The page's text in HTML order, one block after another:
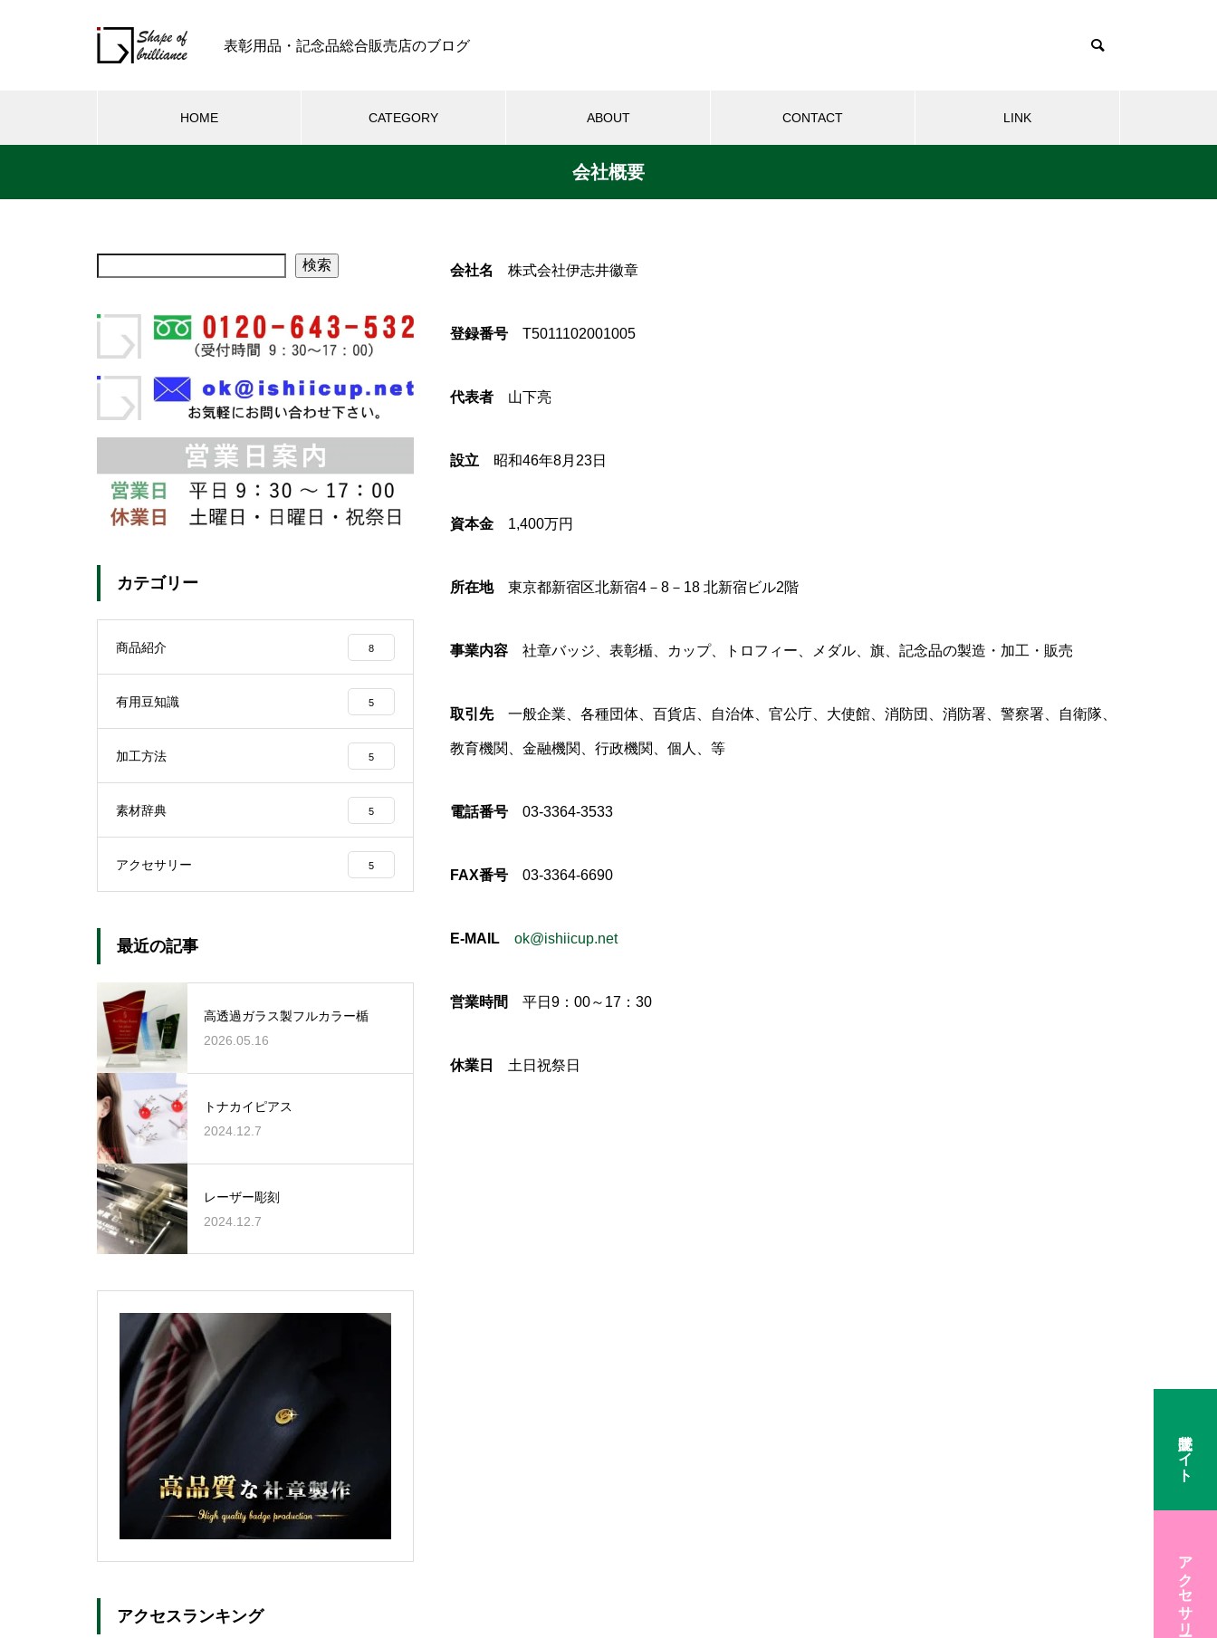
表彰用品・記念品総合販売店のブログ
HOME CATEGORY ABOUT CONTACT LINK
会社概要
会社名 株式会社伊志井徽章
登録番号 T5011102001005
代表者 山下亮
設立 昭和46年8月23日
資本金 1,400万円
所在地東京都新宿区北新宿4－8－18 北新宿ビル2階
事業内容 社章バッジ、表彰楯、カップ、トロフィー、メダル、旗、記念品の製造・加工・販売
取引先一般企業、各種団体、百貨店、自治体、官公庁、大使館、消防団、消防署、警察署、自衛隊、
教育機関、金融機関、行政機関、個人、等
電話番号 03-3364-3533
FAX番号 03-3364-6690
E-MAIL ok@ishiicup.net
営業時間 平日9：00～17：30
休業日 土日祝祭日
検索
カテゴリー
商品紹介 8
有用豆知識 5
加工方法 5
素材辞典 5
アクセサリー 5
最近の記事
高透過ガラス製フルカラー楯
2026.05.16
トナカイピアス
2024.12.7
レーザー彫刻
2024.12.7
アクセスランキング
販売サイト
アクセサリー